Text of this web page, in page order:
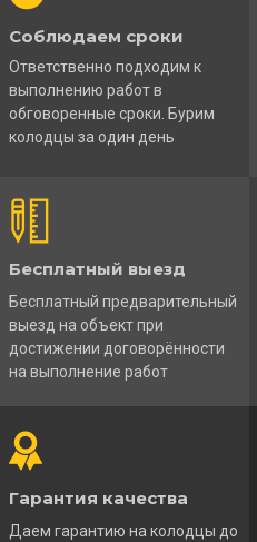
Соблюдаем сроки
Ответственно подходим к
выполнению работ в
обговоренные сроки. Бурим
колодцы за один день
Бесплатный выезд
Бесплатный предварительный
выезд на объект при
достижении договорённости
на выполнение работ
Гарантия качества
Даем гарантию на колодцы до